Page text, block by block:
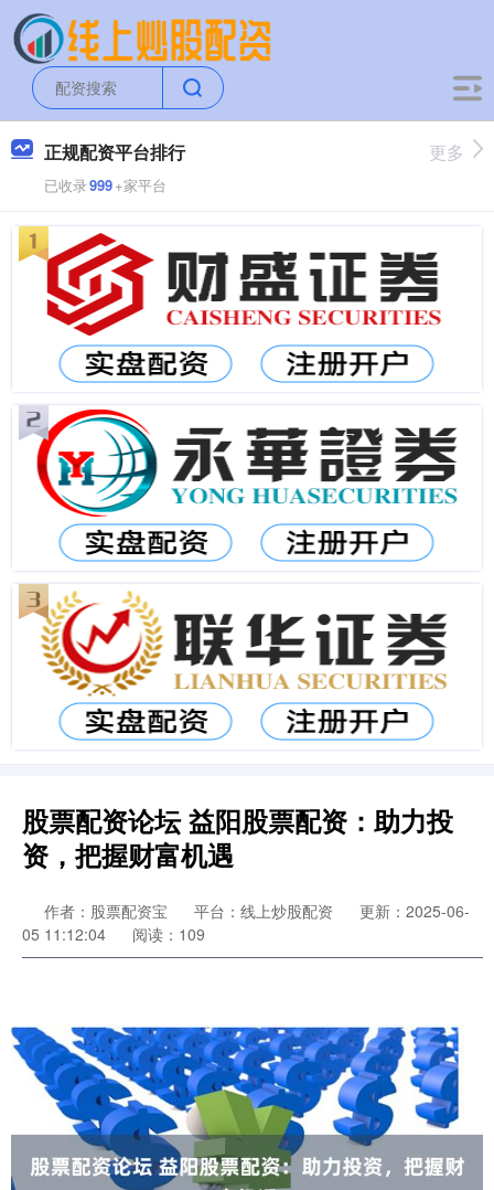
正规配资平台排行
已收录999+家平台
更多
股票配资论坛 益阳股票配资：助力投
资，把握财富机遇
作者：股票配资宝 平台：线上炒股配资
更新：2025-06-
05 11:12:04
阅读：109